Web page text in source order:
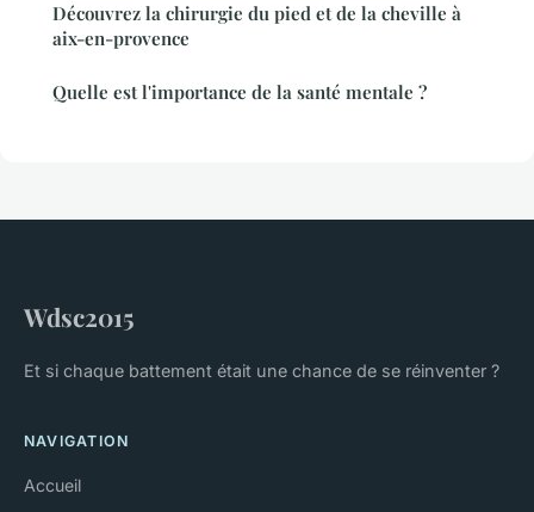
Découvrez la chirurgie du pied et de la cheville à
aix-en-provence
Quelle est l'importance de la santé mentale ?
Wdsc2015
Et si chaque battement était une chance de se réinventer ?
NAVIGATION
Accueil